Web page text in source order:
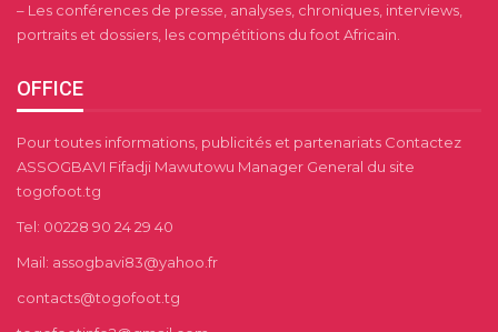
– Les conférences de presse, analyses, chroniques, interviews,
portraits et dossiers, les compétitions du foot Africain.
OFFICE
Pour toutes informations, publicités et partenariats Contactez
ASSOGBAVI Fifadji Mawutowu Manager General du site
togofoot.tg
Tel: 00228 90 24 29 40
Mail: assogbavi83@yahoo.fr
contacts@togofoot.tg